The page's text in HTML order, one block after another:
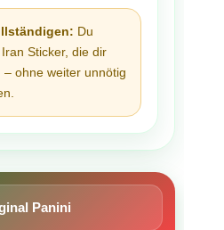
Du
Sticker, die dir
– ohne weiter unnötig
Panini